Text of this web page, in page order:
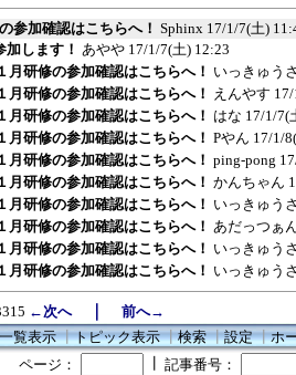
参加確認はこちらへ！ Sphinx 17/1/7(土)
加します！ あやや 17/1/7(土) 12:23
月研修の参加確認はこちらへ！ いっきゅう
月研修の参加確認はこちらへ！
えんやす
月研修の参加確認はこちらへ！ はな 17/1/7(
月研修の参加確認はこちらへ！ Pやん 17/1/
月研修の参加確認はこちらへ！ ping-pong
月研修の参加確認はこちらへ！ かんちゃん
月研修の参加確認はこちらへ！ いっきゅう
月研修の参加確認はこちらへ！ あだっつぁ
月研修の参加確認はこちらへ！ いっきゅう
月研修の参加確認はこちらへ！ いっきゅう
←次へ｜ 前へ→
一覧表示┃トピック表示┃検索┃設定┃ホ
ページ：
記事番号：